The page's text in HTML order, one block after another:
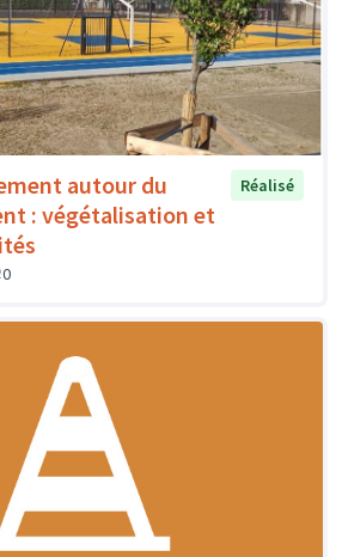
autour du
: végétalisation et
Réalisé
0